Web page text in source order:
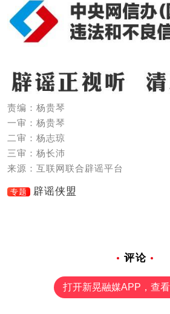
责编：杨贵琴
一审：杨贵琴
二审：杨志琼
三审：杨长沛
来源：互联网联合辟谣平台
专题 辟谣侠盟
评论
打开新晃融媒APP，查